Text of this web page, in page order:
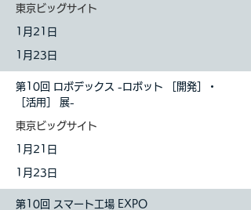
東京ビッグサイト
1 月21日
1月23日
第10回 ロボデックス -ロボット ［開発］・
［活用］ 展-
東京ビッグサイト
1 月21日
1月23日
第10回 スマート工場 EXPO